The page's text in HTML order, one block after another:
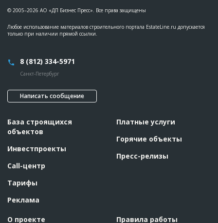
© 2005–2026 АО «ДП Бизнес Пресс». Все права защищены
Любое использование материалов строительного портала EstateLine.ru допускается
только при наличии прямой ссылки.
8 (812) 334-5971
Санкт-Петербург
Написать сообщение
База строящихся
объектов
Инвестпроекты
Call-центр
Тарифы
Реклама
О проекте
Платные услуги
Горячие объекты
Пресс-релизы
Правила работы